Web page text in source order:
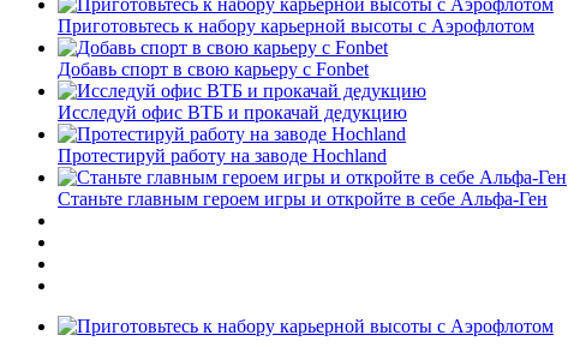
Приготовьтесь к набору карьерной высоты с Аэрофлотом
Добавь спорт в свою карьеру с Fonbet
Исследуй офис ВТБ и прокачай дедукцию
Протестируй работу на заводе Hochland
Станьте главным героем игры и откройте в себе Альфа-Ген